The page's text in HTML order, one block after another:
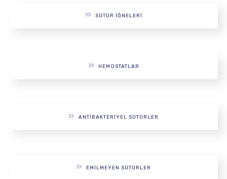
SÜTÜR İĞNELERI
HEMOSTATLAR
ANTIBAKTERIYEL SÜTÜRLER
EMILMEYEN SÜTÜRLER